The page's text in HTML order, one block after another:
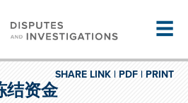
☰
PRINT
PDF |
SHARE LINK |
结资金